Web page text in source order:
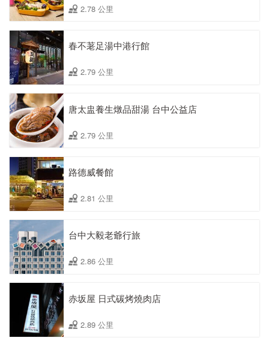
2.78 公里
春不荖足湯中港行館
2.79 公里
唐太盅養生燉品甜湯 台中公益店
2.79 公里
路德威餐館
2.81 公里
台中大毅老爺行旅
2.86 公里
赤坂屋 日式碳烤燒肉店
2.89 公里